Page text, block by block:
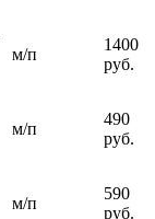
м/п
1400
руб.
м/п
490
руб.
м/п
590
руб.